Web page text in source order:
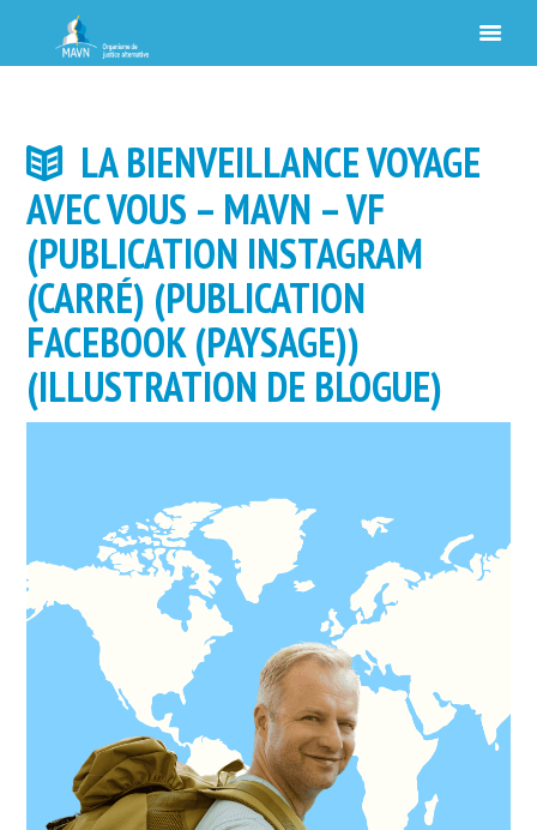
LA BIENVEILLANCE VOYAGE
AVEC VOUS – MAVN – VF
(PUBLICATION INSTAGRAM
(CARRÉ) (PUBLICATION
FACEBOOK (PAYSAGE))
(ILLUSTRATION DE BLOGUE)